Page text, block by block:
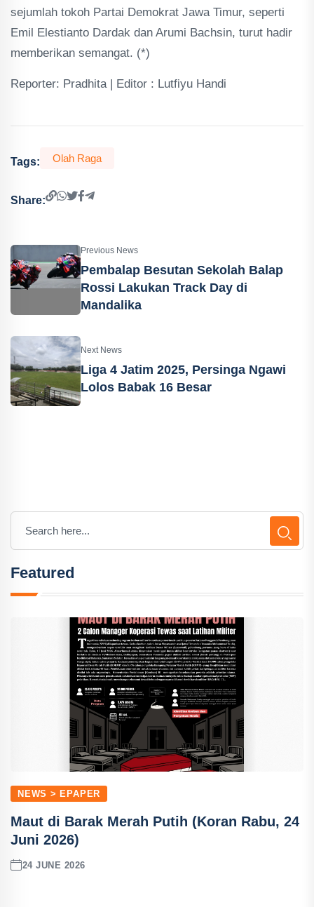
sejumlah tokoh Partai Demokrat Jawa Timur, seperti
Emil Elestianto Dardak dan Arumi Bachsin, turut hadir
memberikan semangat. (*)
Reporter: Pradhita | Editor : Lutfiyu Handi
Tags: Olah Raga
Share:
Previous News
Pembalap Besutan Sekolah Balap
Rossi Lakukan Track Day di
Mandalika
Next News
Liga 4 Jatim 2025, Persinga Ngawi
Lolos Babak 16 Besar
Featured
NEWS > EPAPER
Maut di Barak Merah Putih (Koran Rabu, 24
Juni 2026)
24 JUNE 2026